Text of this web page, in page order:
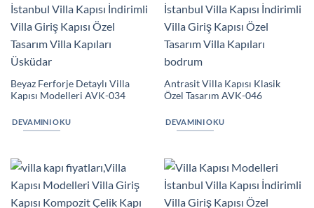
Beyaz Ferforje Detaylı Villa
Kapısı Modelleri AVK-034
DEVAMINI OKU
Antrasit Villa Kapısı Klasik
Özel Tasarım AVK-046
DEVAMINI OKU